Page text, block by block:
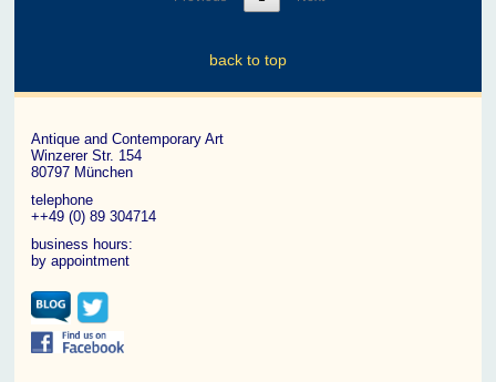
back to top
Antique and Contemporary Art
Winzerer Str. 154
80797 München
telephone
++49 (0) 89 304714
business hours:
by appointment